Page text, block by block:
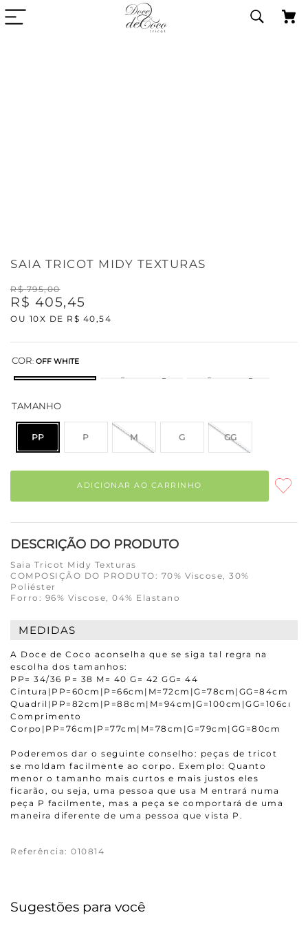
SAIA TRICOT MIDY TEXTURAS
R$ 795,00
R$ 405,45
OU 10X DE R$ 40 ,54
COR: OFF WHITE
TAMANHO
PP P M G GG
ADICIONAR AO CARRINHO
DESCRIÇÃO DO PRODUTO
Saia Tricot Midy Texturas
COMPOSIÇÃO DO PRODUTO: 70% Viscose, 30%
Poliéster
Forro: 96% Viscose, 04% Elastano
MEDIDAS
A Doce de Coco aconselha que se siga tal regra na
escolha dos tamanhos:
PP= 34/36 P= 38 M= 40 G= 42 GG= 44
Cintura|PP=60cm|P=66cm|M=72cm|G=78cm|GG=84cm
Quadril|PP=82cm|P=88cm|M=94cm|G=100cm|GG=106cm
Comprimento
Corpo|PP=76cm|P=77cm|M=78cm|G=79cm|GG=80cm
Poderemos dar o seguinte conselho: peças de tricot
se moldam facilmente ao corpo. Exemplo: Quanto
menor o tamanho mais curtos e mais justos eles
ficarão, ou seja, uma pessoa que usa M entrará numa
peça P facilmente, mas a peça se comportará de uma
maneira diferente de uma pessoa que vista P.
Referência: 010814
Sugestões para você